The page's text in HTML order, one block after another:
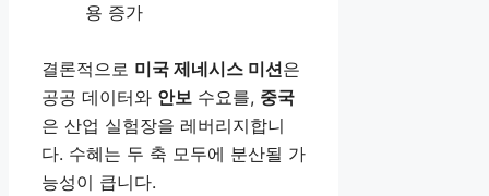
용 증가
결론적으로 미국 제네시스 미션은
공공 데이터와 안보 수요를, 중국
은 산업 실험장을 레버리지합니
다. 수혜는 두 축 모두에 분산될 가
능성이 큽니다.